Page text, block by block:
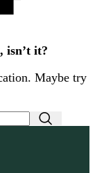
isn’t it?
Maybe try